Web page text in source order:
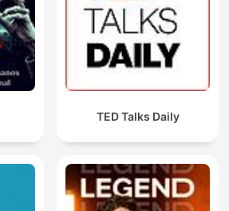
TED Talks Daily